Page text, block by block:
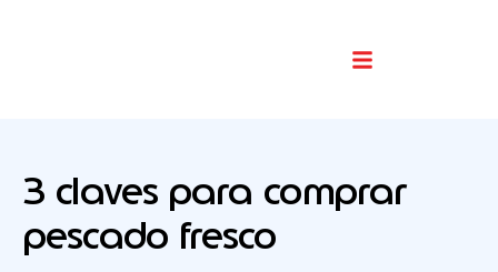
3 claves para comprar
pescado fresco